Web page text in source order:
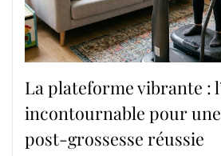
La plateforme vibrante :
incontournable pour
post-grossesse réussie